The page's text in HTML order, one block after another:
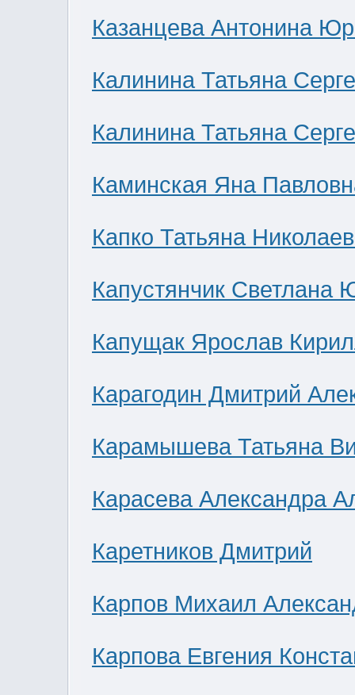
Казанцева Антонина
Калинина Татьяна
Калинина Татьяна
Каминская Яна
Капко Татьяна
Капустянчик Светлана
Капущак Ярослав
Карагодин Дмитрий
Карамышева Татьяна
Карасева Александра
Каретников Дмитрий
Карпов Михаил
Карпова Евгения